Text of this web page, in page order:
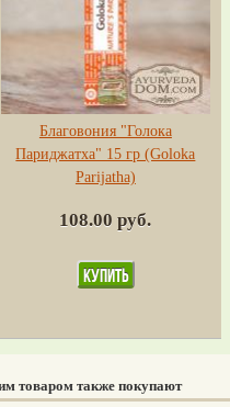
Благовония "Голока
Париджатха" 15 гр (Goloka
Parijatha)
108.00 руб.
товаром также покупают